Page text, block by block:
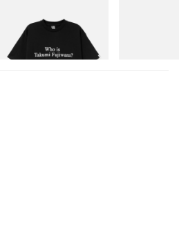
Billionaire Boys Club X Initial
D Cotton T-Shirt 3
立刻购入